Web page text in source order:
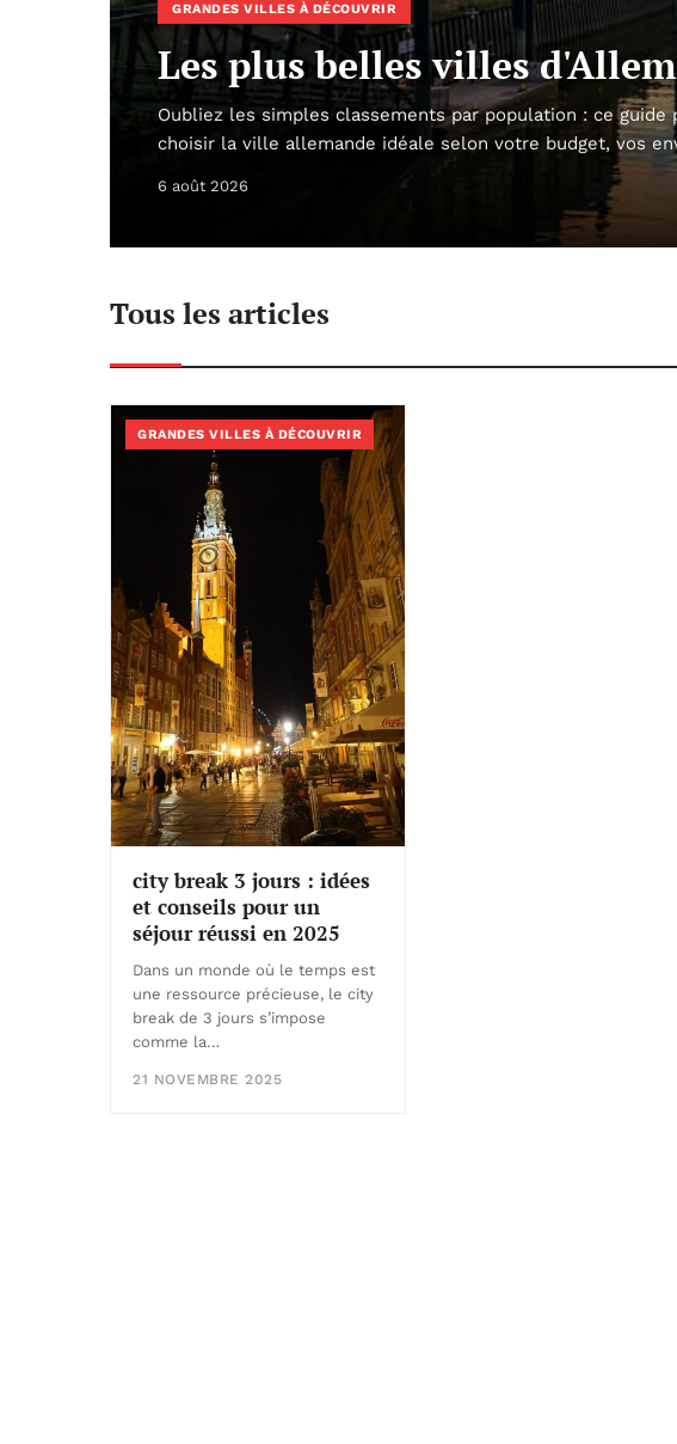
GRANDES VILLES À DÉCOUVRIR
Les plus belles villes
Oubliez les simples classements par population : ce guide
choisir la ville allemande idéale selon votre budget, vos
6 août 2026
Tous les articles
GRANDES VILLES À DÉCOUVRIR
city break 3 jours : idées
et conseils pour un
séjour réussi en 2025
Dans un monde où le temps est
une ressource précieuse, le city
break de 3 jours s’impose
comme la…
21 NOVEMBRE 2025